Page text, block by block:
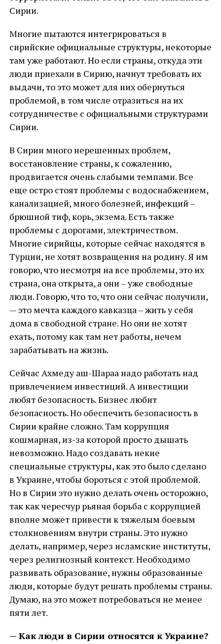
Сирии.
Многие пытаются интегрироваться в
сирийские официальные структуры, некоторые
там уже работают. Но если страны, откуда эти
люди приехали в Сирию, начнут требовать их
выдачи, то это может для них обернуться
проблемой, в том числе отразиться на их
сотрудничестве с официальными структурами
Сирии.
В Сирии много нерешенных проблем,
восстановление страны, к сожалению,
продвигается очень слабыми темпами. Все
еще остро стоят проблемы с водоснабжением,
канализацией, много болезней, инфекций –
брюшной тиф, корь, экзема. Есть также
проблемы с дорогами, электричеством.
Многие сирийцы, которые сейчас находятся в
Турции, не хотят возвращения на родину. Я им
говорю, что несмотря на все проблемы, это их
страна, она открыта, а они – уже свободные
люди. Говорю, что то, что они сейчас получили,
— это мечта каждого кавказца – жить у себя
дома в свободной стране. Но они не хотят
ехать, потому как там нет работы, нечем
зарабатывать на жизнь.
Сейчас Ахмеду аш-Шараа надо работать над
привлечением инвестиций. А инвестиции
любят безопасность. Бизнес любит
безопасность. Но обеспечить безопасность в
Сирии крайне сложно. Там коррупция
кошмарная, из-за которой просто дышать
невозможно. Надо создавать некие
специальные структуры, как это было сделано
в Украине, чтобы бороться с этой проблемой.
Но в Сирии это нужно делать очень осторожно,
так как чересчур рьяная борьба с коррупцией
вполне может привести к тяжелым боевым
столкновениям внутри страны. Это нужно
делать, например, через исламские институты,
через религиозный контекст. Необходимо
развивать образование, нужны образованные
люди, которые будут решать проблемы страны.
Думаю, на это может потребоваться не менее
пяти лет.
— Как люди в Сирии относятся к Украине?